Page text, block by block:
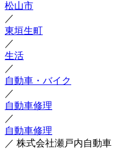
松山市
／
東垣生町
／
生活
／
自動車・バイク
／
自動車修理
／
自動車修理
／ 株式会社瀬戸内自動車